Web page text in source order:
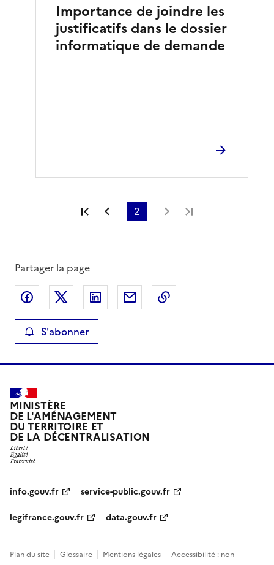
Importance de joindre les
justificatifs dans le dossier
informatique de demande
Première page
Page précédente
2 Page suivante
Partager la page
Partager sur Facebook
Partager sur XPartager sur LinkedIn
Partager par email
S'abonner
MINISTÈRE
DE L'AMÉNAGEMENT
DU TERRITOIRE ET
DE LA DÉCENTRALISATION
info.gouv.fr
service-public.gouv.fr
legifrance.gouv.fr
data.gouv.fr
Plan du site Glossaire Mentions légales Accessibilité : non